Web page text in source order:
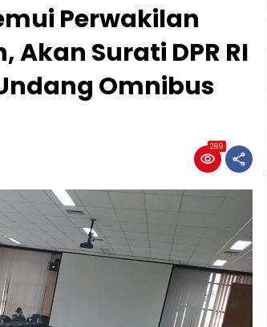
Perwakilan
Surati DPR RI
Omnibus
289